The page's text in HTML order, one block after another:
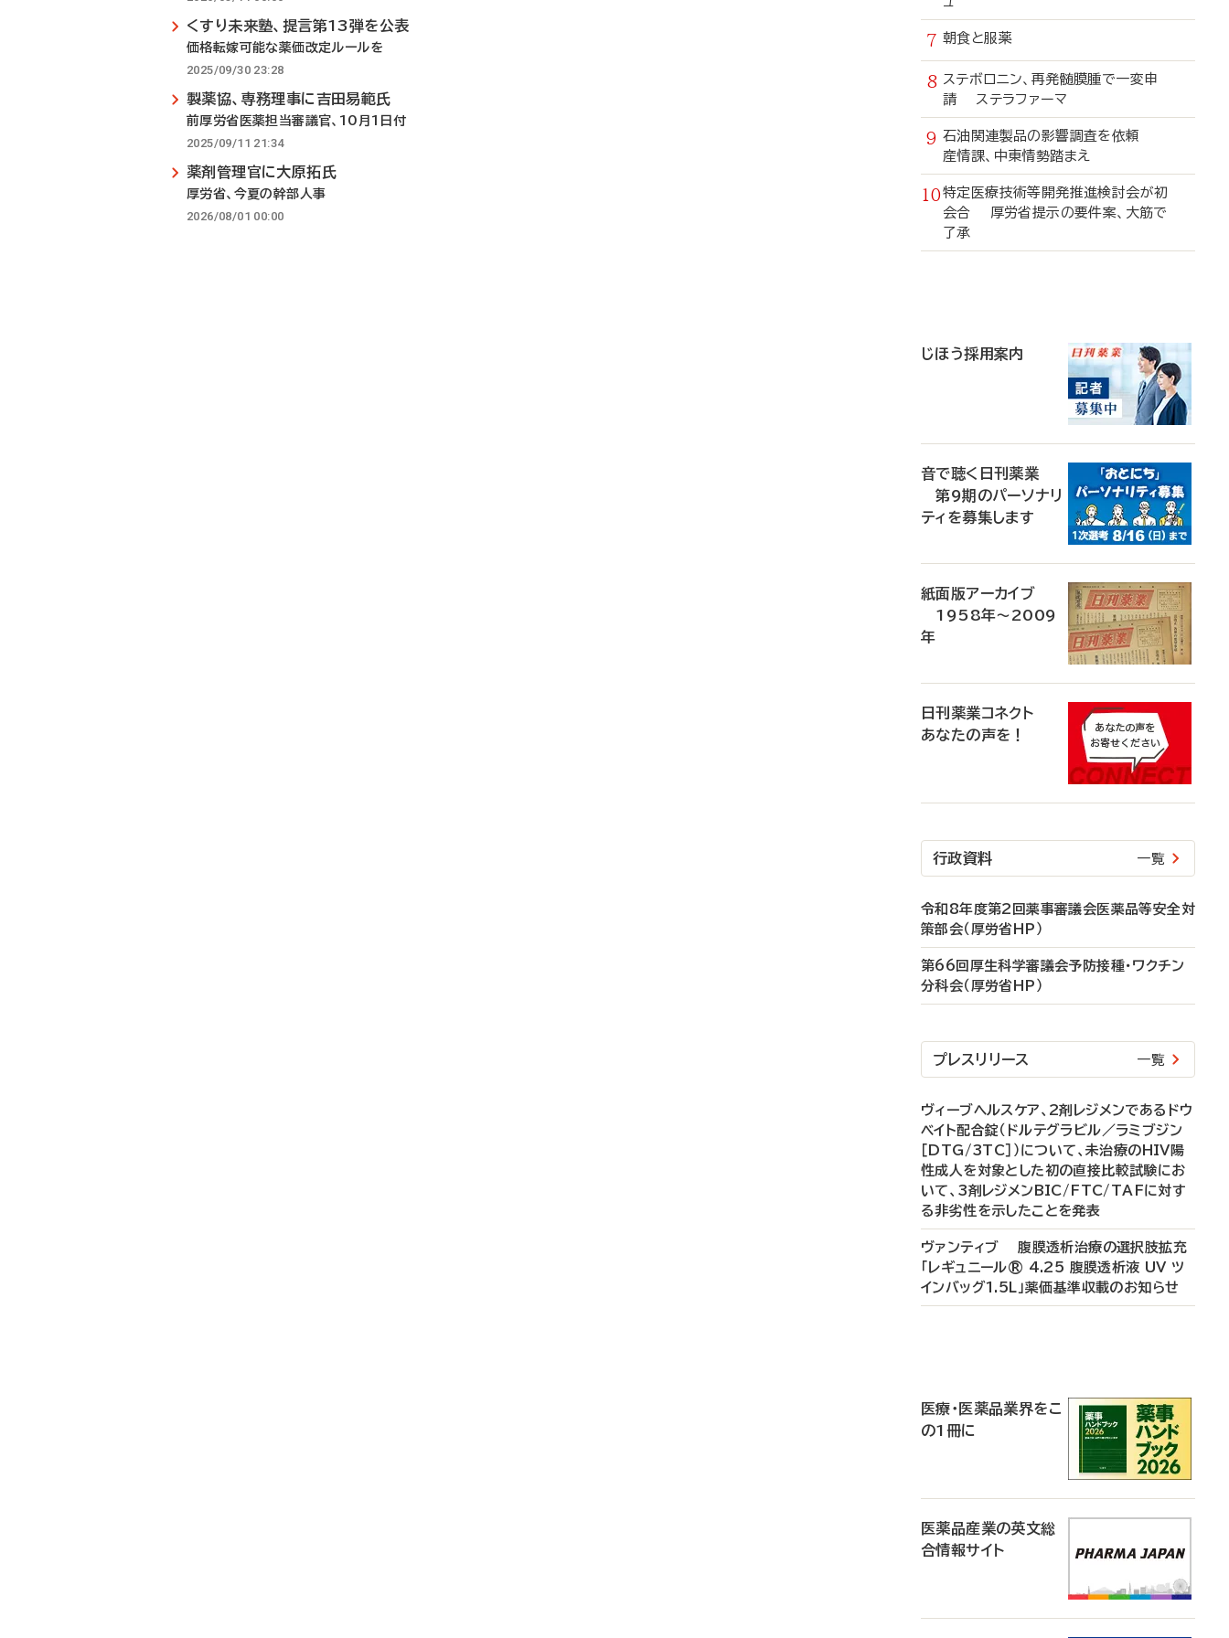
くすり未来塾、提言第13弾を公表
価格転嫁可能な薬価改定ルールを
2025/09/30 23:28
製薬協、専務理事に吉田易範氏
前厚労省医薬担当審議官、10月1日付
2025/09/11 21:34
薬剤管理官に大原拓氏
厚労省、今夏の幹部人事
2026/08/01 00:00
朝食と服薬
ステボロニン、再発髄膜腫で一変申
請 ステラファーマ
石油関連製品の影響調査を依頼
産情課、中東情勢踏まえ
特定医療技術等開発推進検討会が初
会合 厚労省提示の要件案、大筋で
了承
じほう採用案内
音で聴く日刊薬業
第9期のパーソナリ
ティを募集します
紙面版アーカイブ
1958年～2009
年
日刊薬業コネクト
あなたの声を！
行政資料 一覧
令和8年度第2回薬事審議会医薬品等安全対
策部会（厚労省HP）
第66回厚生科学審議会予防接種・ワクチン
分科会（厚労省HP）
プレスリリース 一覧
ヴィーブヘルスケア、2剤レジメンであるドウ
ベイト配合錠（ドルテグラビル／ラミブジン
［DTG/3TC］）について、未治療のHIV陽
性成人を対象とした初の直接比較試験にお
いて、3剤レジメンBIC/FTC/TAFに対す
る非劣性を示したことを発表
ヴァンティブ 腹膜透析治療の選択肢拡充
「レギュニール® 4.25 腹膜透析液 UV ツ
インバッグ1.5L」薬価基準収載のお知らせ
医療・医薬品業界をこ
の1冊に
医薬品産業の英文総
合情報サイト